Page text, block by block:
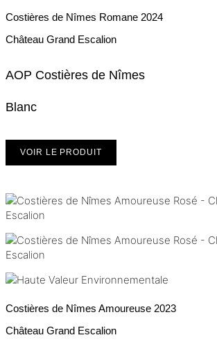
Costières de Nîmes Romane 2024
Château Grand Escalion
AOP Costières de Nîmes
Blanc
VOIR LE PRODUIT
Costières de Nîmes Amoureuse 2023
Château Grand Escalion